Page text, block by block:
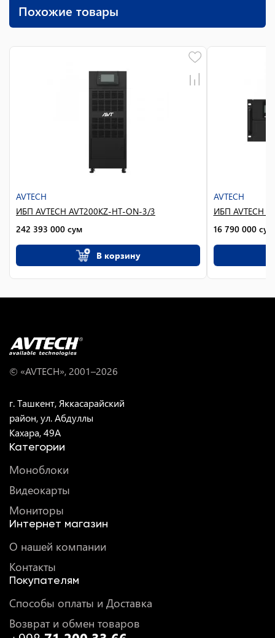
Похожие товары
AVTECH
ИБП AVTECH AVT200KZ-HT-ON-3/3
242 393 000 сум
В корзину
AVTECH
ИБП AVTECH
16 790 000 сум
© «AVTECH», 2001–2026
г. Ташкент, Яккасарайский
район, ул. Абдуллы
Кахара, 49A
Категории
Моноблоки
Видеокарты
Мониторы
Интернет магазин
О нашей компании
Контакты
Покупателям
Способы оплаты и Доставка
Возврат и обмен товаров